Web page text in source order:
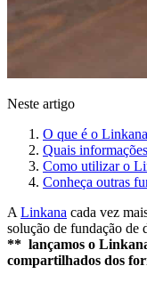
Neste artigo
O que é o
Quais
Como utilizar o
Conheça outras
ALinkana cada vez
solução de fundação de
** lançamos o
compartilhados dos